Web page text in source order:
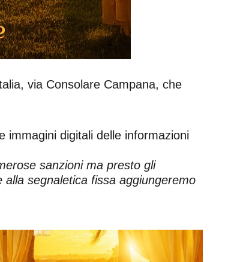
via Consolare Campana, che
immagini digitali delle informazioni
sanzioni ma presto gli
segnaletica fissa aggiungeremo